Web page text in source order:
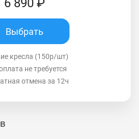
6 890 ₽
Выбрать
кресла (150р/шт)
не требуется
отмена за 12ч